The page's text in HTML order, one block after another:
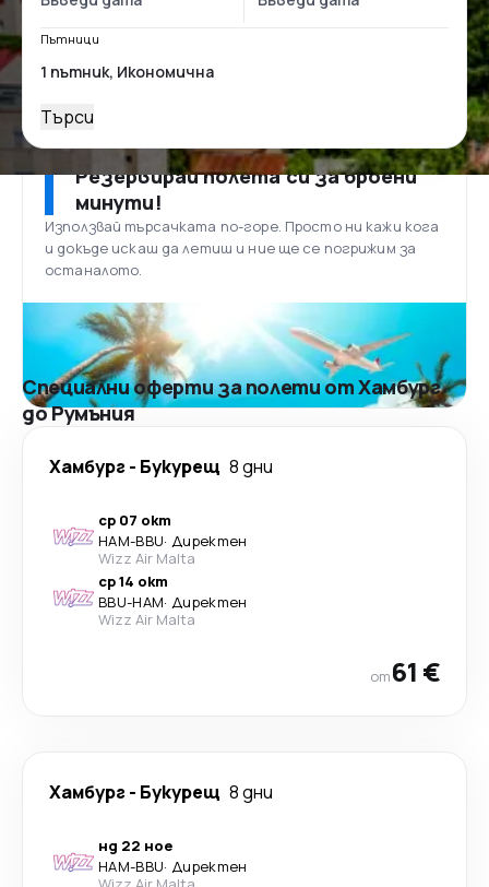
Пътници
Търси
Резервирай полета си за броени
минути!
Използвай търсачката по-горе. Просто ни кажи кога
и докъде искаш да летиш и ние ще се погрижим за
останалото.
Специални оферти за полети от Хамбург
до Румъния
Хамбург- Букурещ 8 дни
ср 07 окт
HAM-BBU· Директен
Wizz Air Malta
ср 14 окт
BBU-HAM· Директен
Wizz Air Malta
от61 €
Хамбург- Букурещ 8 дни
нд 22 ное
HAM-BBU· Директен